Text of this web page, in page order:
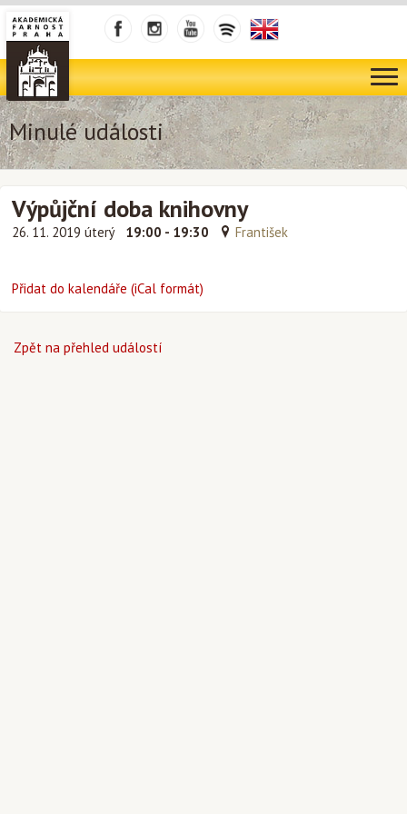
Minulé události
Výpůjční doba knihovny
26. 11. 2019 úterý 19:00 - 19:30 František
Přidat do kalendáře (iCal formát)
Zpět na přehled událostí